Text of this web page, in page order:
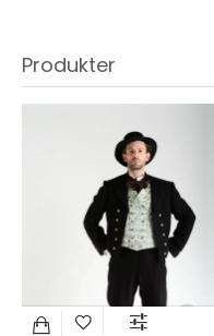
Produkter